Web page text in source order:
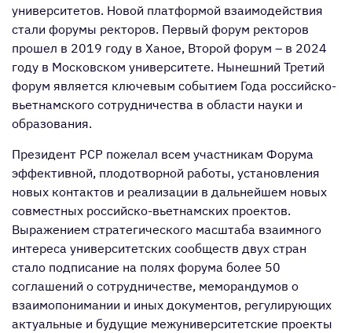
университетов. Новой платформой взаимодействия
стали форумы ректоров. Первый форум ректоров
прошел в 2019 году в Ханое, Второй форум – в 2024
году в Московском университете. Нынешний Третий
форум является ключевым событием Года российско-
вьетнамского сотрудничества в области науки и
образования.
Президент РСР пожелал всем участникам Форума
эффективной, плодотворной работы, установления
новых контактов и реализации в дальнейшем новых
совместных российско-вьетнамских проектов.
Выражением стратегического масштаба взаимного
интереса университетских сообществ двух стран
стало подписание на полях форума более 50
соглашений о сотрудничестве, меморандумов о
взаимопонимании и иных документов, регулирующих
актуальные и будущие межуниверситетские проекты